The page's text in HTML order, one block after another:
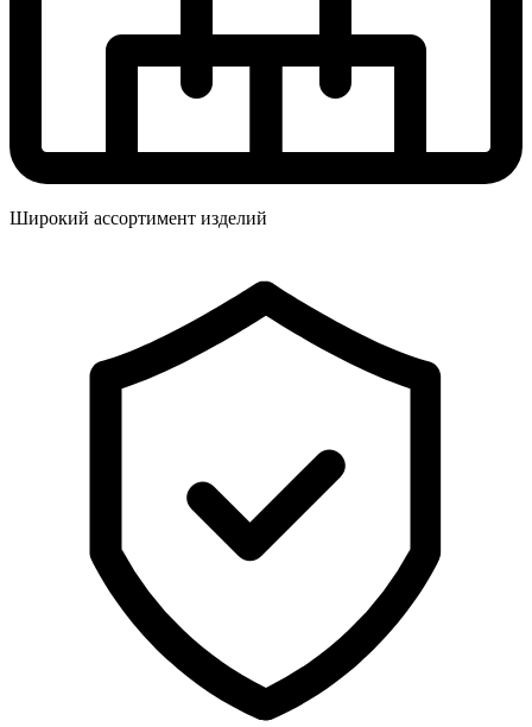
Широкий ассортимент изделий